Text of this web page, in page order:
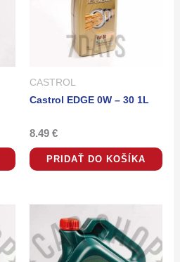
CASTROL
Castrol EDGE 0W – 30 1L
8.49 €
PRIDAŤ DO KOŠÍKA